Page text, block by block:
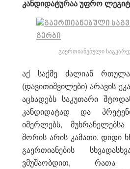
კანდიდატურაა უფრო
გაერთიანებული
აქ საქმე ძალიან
(დავითიშვილები) არავის
აცხადებს საკუთარი
კანდიდატად და
იმერლებს,
შორის არის კამათი. დიდი
გაერთიანების
ვმუშაობდით,